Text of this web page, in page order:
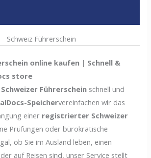
Schweiz Führerschein
online kaufen | Schnell &
store
Schweizer Führerschein schnell und
Speichervereinfachen wir das
einer registrierter Schweizer
Prüfungen oder bürokratische
ob Sie im Ausland leben, einen
auf Reisen sind, unser Service stellt